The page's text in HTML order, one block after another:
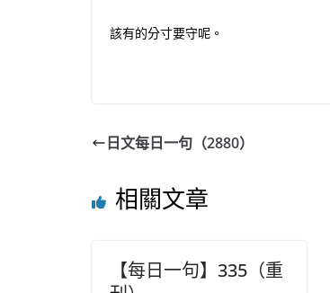
該有的分寸要守呢。
日文每日一句（2880）
相關文章
【每日一句】335（重